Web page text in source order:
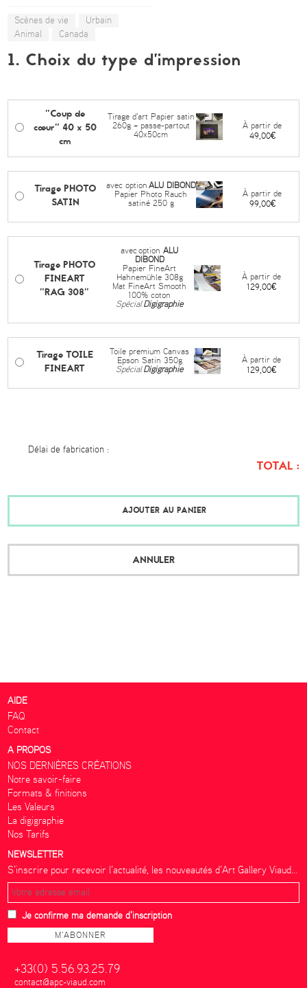
Scènes de vie
Urbain
Animal
Canada
1. Choix du type d’impression
"Coup de
cœur" 40 x 50
cm
Tirage d'art Papier satin
260g + passe-partout
40x50cm
À partir de
49,00€
Tirage PHOTO
SATIN
avec option ALU DIBOND
Papier Photo Rauch
satiné 250 g
À partir de
99,00€
Tirage PHOTO
FINEART
"RAG 308"
avecoptionALU
DIBOND
Papier FineArt
Hahnemühle 308g
Mat FineArt Smooth
100% coton
SpécialDigigraphie
À partir de
129,00€
Tirage TOILE
FINEART
Toile premium Canvas
Epson Satin 350g
SpécialDigigraphie
À partir de
129,00€
Délai de fabrication :
TOTAL :
ANNULER
AJOUTER AU PANIER
AIDE
FAQ
Contact
A PROPOS
NOS DERNIÈRES CRÉATIONS
Notre savoir-faire
Formats & finitions
Les Valeurs
La digigraphie
Nos Tarifs
NEWSLETTER
S’inscrire pour recevoir l’actualité, les nouveautés d’Art Gallery Viaud...
Je confirme ma demande d'inscription
+33(0) 5.56.93.25.79
contact@apc-viaud.com